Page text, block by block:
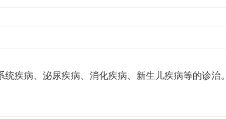
疾病、泌尿疾病、消化疾病、新生儿疾病等的诊治。